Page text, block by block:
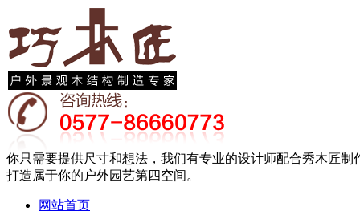
你只需要提供尺寸和想法，我们有专业的设计师配合秀木匠制
打造属于你的户外园艺第四空间。
网站首页